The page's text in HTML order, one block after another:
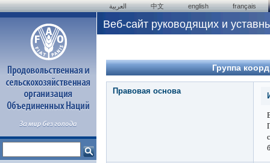
العربية 中文 english français
Веб-сайт руководящих и
Группа
Правовая основа